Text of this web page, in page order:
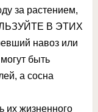
за растением,
В ЭТИХ
навоз или
быть
а сосна
жизненного